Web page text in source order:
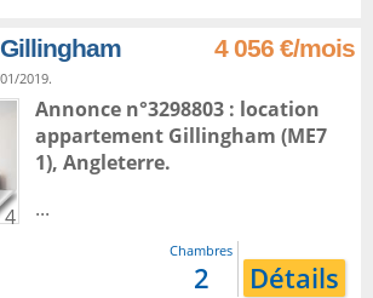
4 056 €/mois
2019.
4
Annonce n°3298803 : location
appartement Gillingham (ME7
1), Angleterre.
...
Chambres
2 Détails